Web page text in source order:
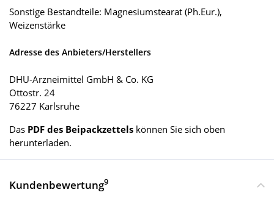
Sonstige Bestandteile: Magnesiumstearat (Ph.Eur.),
Weizenstärke
Adresse des Anbieters/Herstellers
DHU-Arzneimittel GmbH & Co. KG
Ottostr. 24
76227 Karlsruhe
Das PDF des Beipackzettels können Sie sich oben
herunterladen.
Kundenbewertung9